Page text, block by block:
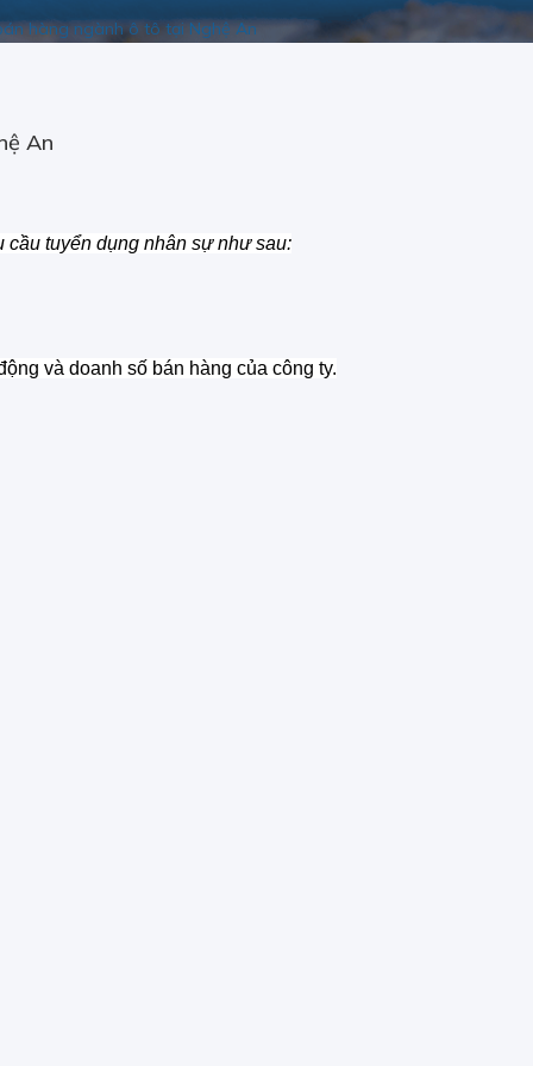
hàng ngành ô tô tại Nghệ An
An
cầu tuyển dụng nhân sự như sau:
và doanh số bán hàng của công ty.